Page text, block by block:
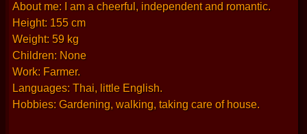
About me: I am a cheerful, independent and romantic.
Height: 155 cm
Weight: 59 kg
Children: None
Work: Farmer.
Languages: Thai, little English.
Hobbies: Gardening, walking, taking care of house.